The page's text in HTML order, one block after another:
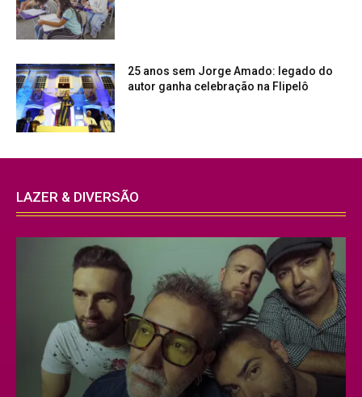
25 anos sem Jorge Amado: legado do
autor ganha celebração na Flipelô
LAZER & DIVERSÃO